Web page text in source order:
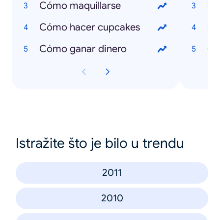
Cómo maquillarse
Cómo hacer cupcakes
Cómo ganar dinero
Istražite što je bilo u trendu
2011
2010